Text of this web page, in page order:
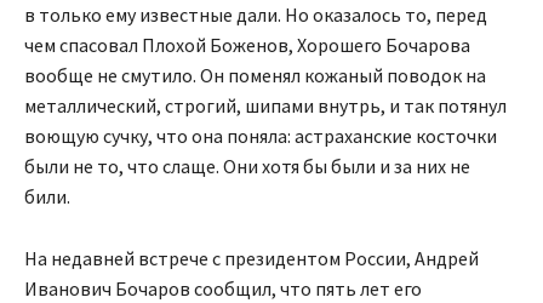
в только ему известные дали. Но оказалось то, перед
чем спасовал Плохой Боженов, Хорошего Бочарова
вообще не смутило. Он поменял кожаный поводок на
металлический, строгий, шипами внутрь, и так потянул
воющую сучку, что она поняла: астраханские косточки
были не то, что слаще. Они хотя бы были и за них не
били.
На недавней встрече с президентом России, Андрей
Иванович Бочаров сообщил, что пять лет его